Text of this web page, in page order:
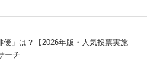
」は？【2026年版・人気投票実施
ーチ